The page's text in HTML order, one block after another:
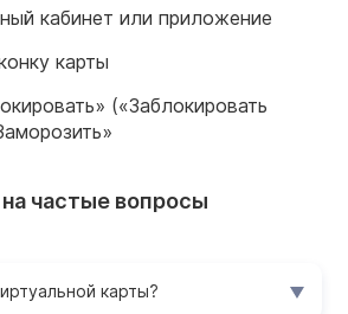
кабинет или приложение
карты
(«Заблокировать
на частые вопросы
карты?